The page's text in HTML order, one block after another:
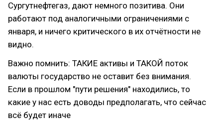
Сургутнефтегаз, дают немного позитива. Они
работают под аналогичными ограничениями с
января, и ничего критического в их отчётности не
видно.
Важно помнить: ТАКИЕ активы и ТАКОЙ поток
валюты государство не оставит без внимания.
Если в прошлом "пути решения" находились, то
какие у нас есть доводы предполагать, что сейчас
всё будет иначе